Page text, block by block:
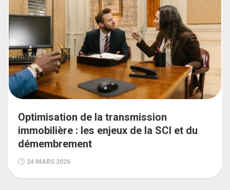
Optimisation de la transmission
immobilière : les enjeux de la SCI et du
démembrement
24 MARS 2026